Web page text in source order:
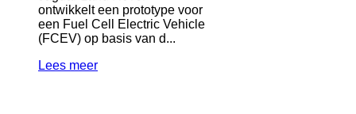
ontwikkelt een prototype voor
een Fuel Cell Electric Vehicle
(FCEV) op basis van d...
Lees meer